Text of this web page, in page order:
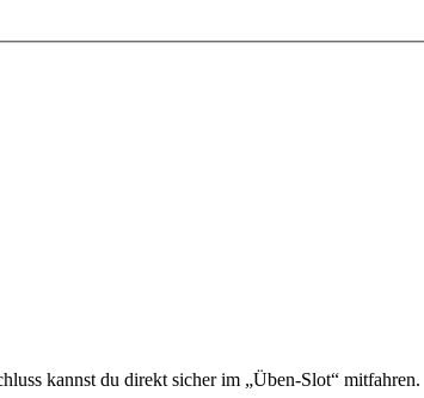
kannst du direkt sicher im „Üben-Slot“ mitfahren.